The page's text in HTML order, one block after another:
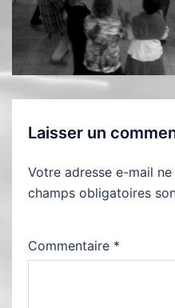
Laisser un
Votre adresse e-mail
champs obligatoires
Commentaire *